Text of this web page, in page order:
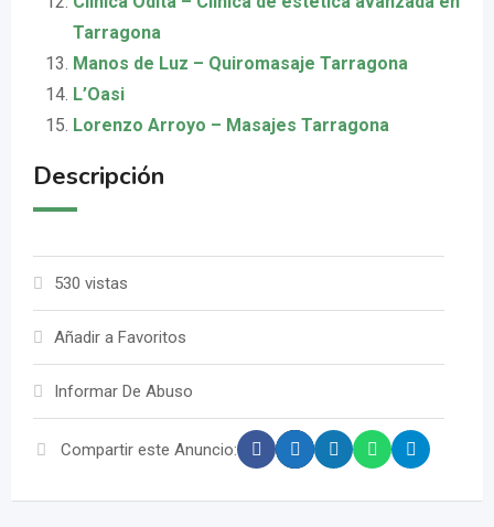
Tarragona
Manos de Luz – Quiromasaje Tarragona
L’Oasi
Lorenzo Arroyo – Masajes Tarragona
Descripción
530 vistas
Añadir a Favoritos
Informar De Abuso
Compartir este Anuncio: